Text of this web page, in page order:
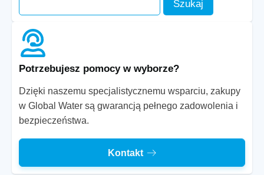
Potrzebujesz pomocy w wyborze?
Dzięki naszemu specjalistycznemu wsparciu, zakupy
w Global Water są gwarancją pełnego zadowolenia i
bezpieczeństwa.
Kontakt